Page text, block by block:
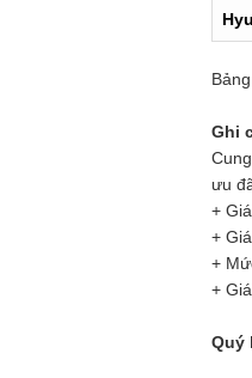
Ghi
ưu
+
+
+
+
Quý